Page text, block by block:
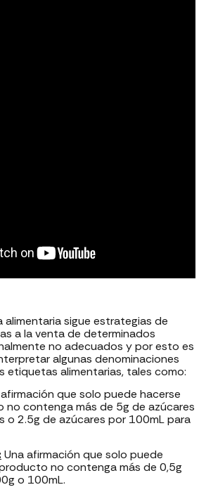
alimentaria sigue estrategias de
a la venta de determinados
no adecuados y por esto es
algunas denominaciones
etiquetas alimentarias, tales como:
afirmación que solo puede hacerse
contenga más de 5g de azúcares
o 2.5g de azúcares por 100mL para
Una afirmación que solo puede
no contenga más de 0,5g
o 100mL.